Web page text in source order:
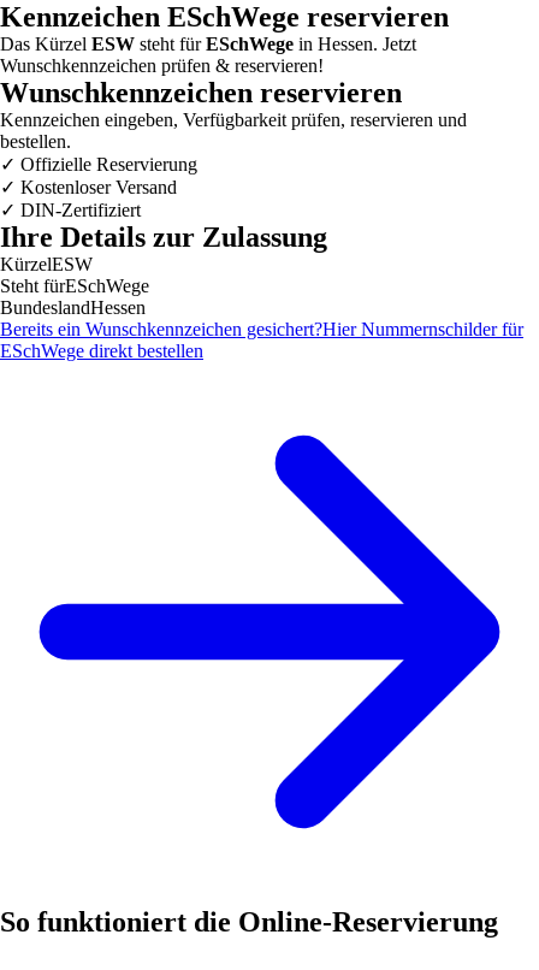
Kennzeichen ESchWege reservieren
Das Kürzel ESW steht fürESchWege in Hessen. Jetzt
Wunschkennzeichen prüfen & reservieren!
Wunschkennzeichen reservieren
Kennzeichen eingeben, Verfügbarkeit prüfen, reservieren und
bestellen.
✓ Offizielle Reservierung
✓ Kostenloser Versand
✓ DIN-Zertifiziert
Ihre Details zur Zulassung
KürzelESW
Steht fürESchWege
BundeslandHessen
Bereits ein Wunschkennzeichen gesichert?Hier Nummernschilder für
ESchWege direkt bestellen
So funktioniert die Online-Reservierung